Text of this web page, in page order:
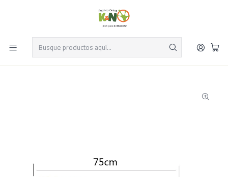
Despacho el mismo día y envío gratis por compras sobre $19.990
Leer más
Refugios y Adornos para Mascotas Exóticas
Lianas, Plantas y Troncos para Terrarios
Hamaca cañamo rectangular L